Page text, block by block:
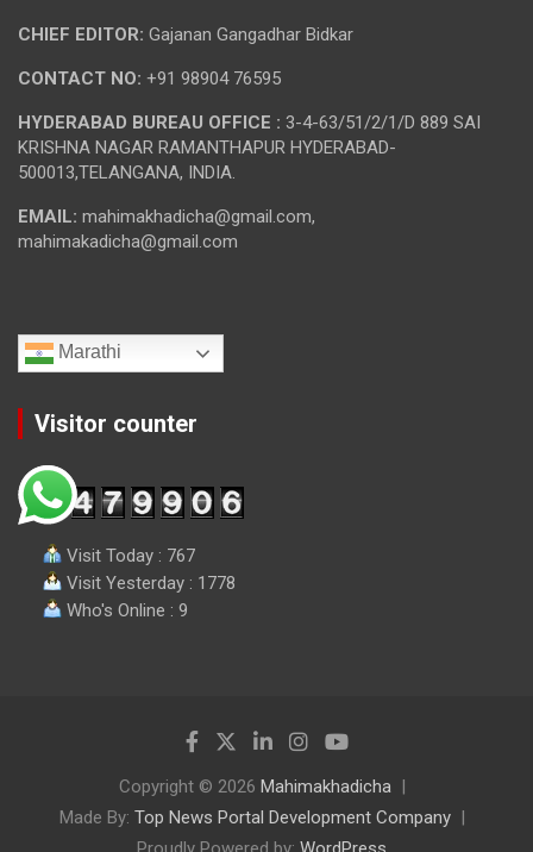
CHIEF EDITOR: Gajanan Gangadhar Bidkar
CONTACT NO: +91 98904 76595
HYDERABAD BUREAU OFFICE : 3-4-63/51/2/1/D 889 SAI
KRISHNA NAGAR RAMANTHAPUR HYDERABAD-
500013,TELANGANA, INDIA.
EMAIL: mahimakhadicha@gmail.com,
mahimakadicha@gmail.com
Marathi
Visitor counter
Visit Today : 767
Visit Yesterday : 1778
Who's Online : 9
Copyright © 2026 Mahimakhadicha
Made By: Top News Portal Development Company